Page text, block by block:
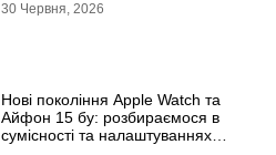
30 Червня, 2026
Нові покоління Apple Watch та
Айфон 15 бу: розбираємося в
сумісності та налаштуваннях